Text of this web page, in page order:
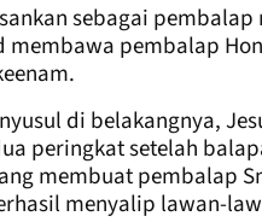
sebagai
pembalap
di belakangnya,
peringkat setelah
membuat pembalap
menyalip lawan-